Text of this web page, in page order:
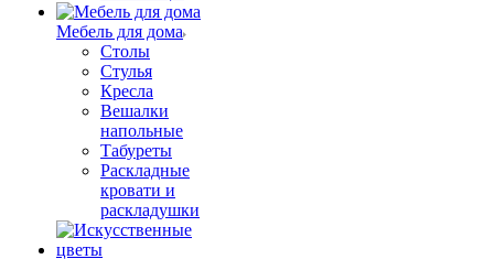
Мебель для дома
Столы
Стулья
Кресла
Вешалки
напольные
Табуреты
Раскладные
кровати и
раскладушки